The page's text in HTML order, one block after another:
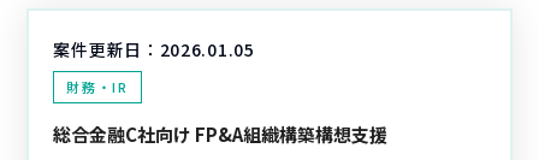
案件更新日： 2026.01.05
財務・IR
総合金融C社向け FP&A組織構築構想支援